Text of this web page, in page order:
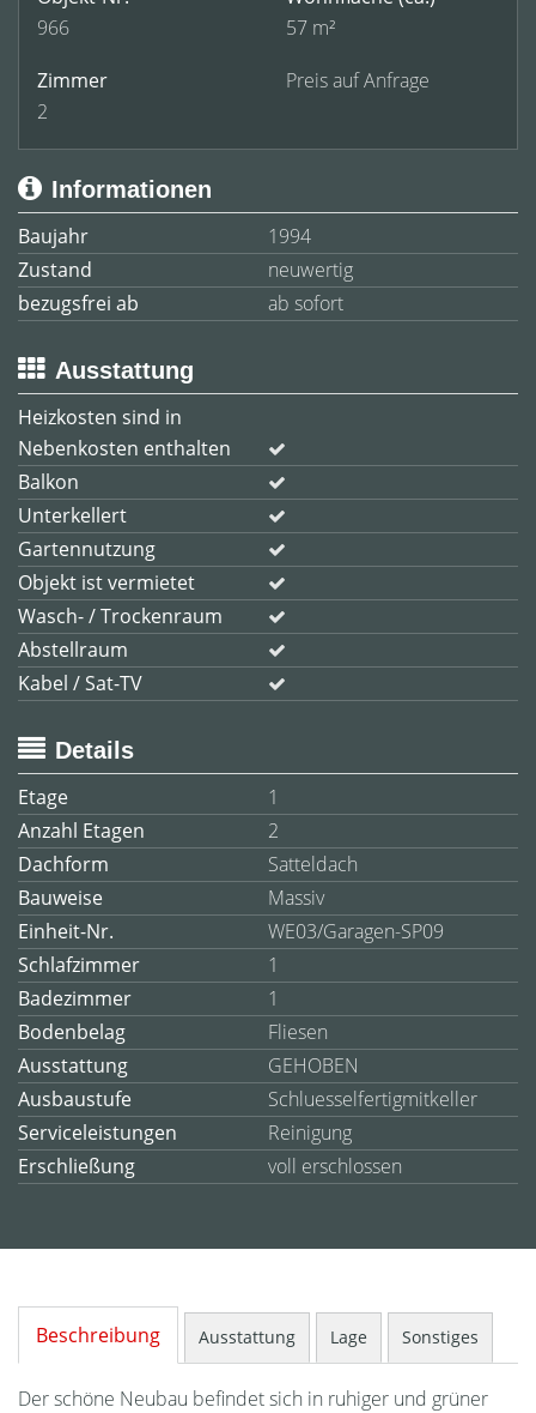
966
57 m²
Zimmer
2
Preis auf Anfrage
Informationen
Baujahr
1994
Zustand
neuwertig
bezugsfrei ab
ab sofort
Ausstattung
Heizkosten sind in
Nebenkosten enthalten
Balkon
Unterkellert
Gartennutzung
Objekt ist vermietet
Wasch- / Trockenraum
Abstellraum
Kabel / Sat-TV
Details
Etage
1
Anzahl Etagen
2
Dachform
Satteldach
Bauweise
Massiv
Einheit-Nr.
WE03/Garagen-SP09
Schlafzimmer
1
Badezimmer
1
Bodenbelag
Fliesen
Ausstattung
GEHOBEN
Ausbaustufe
Schluesselfertigmitkeller
Serviceleistungen
Reinigung
Erschließung
voll erschlossen
Beschreibung Ausstattung Lage Sonstiges
Der schöne Neubau befindet sich in ruhiger und grüner